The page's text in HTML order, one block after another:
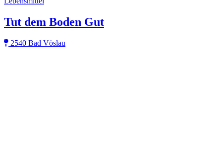
Tut dem Boden Gut
2540 Bad Vöslau